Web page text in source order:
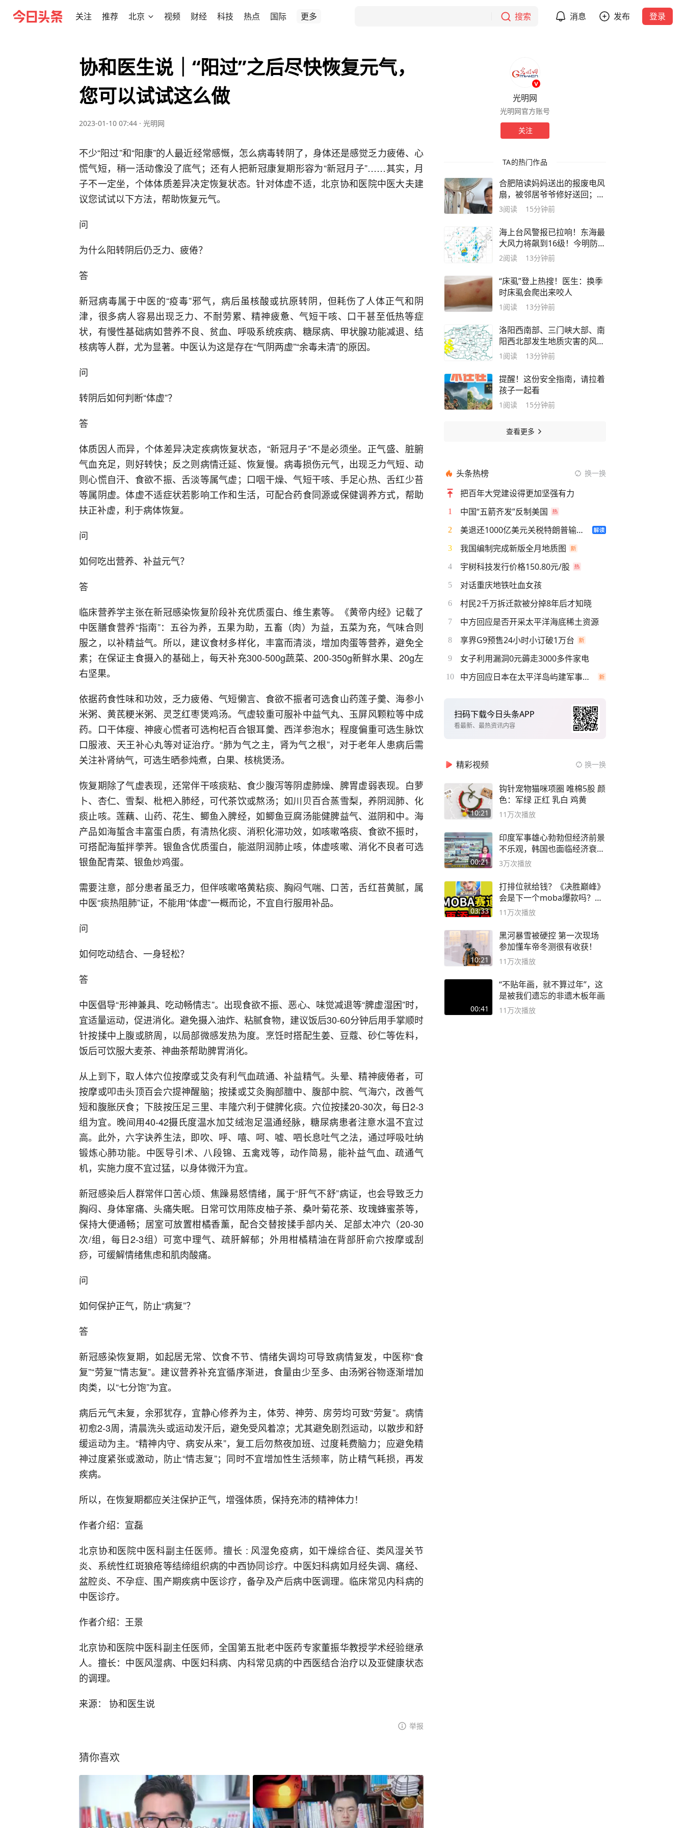
关注 推荐 北京 视频 财经 科技 热点 国际 更多 搜索 消息 发布 登录
协和医生说｜“阳过”之后尽快恢复元气，
您可以试试这么做
2023-01-10 07:44 · 光明网
不少“阳过”和“阳康”的人最近经常感慨，怎么病毒转阴了，身体还是感觉乏力疲倦、心
慌气短，稍一活动像没了底气；还有人把新冠康复期形容为“新冠月子”……其实，月
子不一定坐，个体体质差异决定恢复状态。针对体虚不适，北京协和医院中医大夫建
议您试试以下方法，帮助恢复元气。
问
为什么阳转阴后仍乏力、疲倦？
答
新冠病毒属于中医的“疫毒”邪气，病后虽核酸或抗原转阴，但耗伤了人体正气和阴
津，很多病人容易出现乏力、不耐劳累、精神疲惫、气短干咳、口干甚至低热等症
状，有慢性基础病如营养不良、贫血、呼吸系统疾病、糖尿病、甲状腺功能减退、结
核病等人群，尤为显著。中医认为这是存在“气阴两虚”“余毒未清”的原因。
问
转阴后如何判断“体虚”？
答
体质因人而异，个体差异决定疾病恢复状态，“新冠月子”不是必须坐。正气盛、脏腑
气血充足，则好转快；反之则病情迁延、恢复慢。病毒损伤元气，出现乏力气短、动
则心慌自汗、食欲不振、舌淡等属气虚；口咽干燥、气短干咳、手足心热、舌红少苔
等属阴虚。体虚不适症状若影响工作和生活，可配合药食同源或保健调养方式，帮助
扶正补虚，利于病体恢复。
问
如何吃出营养、补益元气？
答
临床营养学主张在新冠感染恢复阶段补充优质蛋白、维生素等。《黄帝内经》记载了
中医膳食营养“指南”：五谷为养，五果为助，五畜（肉）为益，五菜为充，气味合则
服之，以补精益气。所以，建议食材多样化，丰富而清淡，增加肉蛋等营养，避免全
素；在保证主食摄入的基础上，每天补充300-500g蔬菜、200-350g新鲜水果、20g左
右坚果。
依据药食性味和功效，乏力疲倦、气短懒言、食欲不振者可选食山药莲子羹、海参小
米粥、黄芪粳米粥、灵芝红枣煲鸡汤。气虚较重可服补中益气丸、玉屏风颗粒等中成
药。口干体瘦、神疲心慌者可选枸杞百合银耳羹、西洋参泡水；程度偏重可选生脉饮
口服液、天王补心丸等对证治疗。“肺为气之主，肾为气之根”，对于老年人患病后需
关注补肾纳气，可选生晒参炖煮，白果、核桃煲汤。
恢复期除了气虚表现，还常伴干咳痰粘、食少腹泻等阴虚肺燥、脾胃虚弱表现。白萝
卜、杏仁、雪梨、枇杷入肺经，可代茶饮或熬汤；如川贝百合蒸雪梨，养阴润肺、化
痰止咳。莲藕、山药、花生、鲫鱼入脾经，如鲫鱼豆腐汤能健脾益气、滋阴和中。海
产品如海蜇含丰富蛋白质，有清热化痰、消积化滞功效，如咳嗽咯痰、食欲不振时，
可搭配海蜇拌荸荠。银鱼含优质蛋白，能滋阴润肺止咳，体虚咳嗽、消化不良者可选
银鱼配青菜、银鱼炒鸡蛋。
需要注意，部分患者虽乏力，但伴咳嗽咯黄粘痰、胸闷气喘、口苦，舌红苔黄腻，属
中医“痰热阻肺”证，不能用“体虚”一概而论，不宜自行服用补品。
问
如何吃动结合、一身轻松？
答
中医倡导“形神兼具、吃动畅情志”。出现食欲不振、恶心、味觉减退等“脾虚湿困”时，
宜适量运动，促进消化。避免摄入油炸、粘腻食物，建议饭后30-60分钟后用手掌顺时
针按揉中上腹或脐周，以局部微感发热为度。烹饪时搭配生姜、豆蔻、砂仁等佐料，
饭后可饮服大麦茶、神曲茶帮助脾胃消化。
从上到下，取人体穴位按摩或艾灸有利气血疏通、补益精气。头晕、精神疲倦者，可
按摩或叩击头顶百会穴提神醒脑；按揉或艾灸胸部膻中、腹部中脘、气海穴，改善气
短和腹胀厌食；下肢按压足三里、丰隆穴利于健脾化痰。穴位按揉20-30次，每日2-3
组为宜。晚间用40-42摄氏度温水加艾绒泡足温通经脉，糖尿病患者注意水温不宜过
高。此外，六字诀养生法，即吹、呼、嘻、呵、嘘、呬长息吐气之法，通过呼吸吐纳
锻炼心肺功能。中医导引术、八段锦、五禽戏等，动作简易，能补益气血、疏通气
机，实施力度不宜过猛，以身体微汗为宜。
新冠感染后人群常伴口苦心烦、焦躁易怒情绪，属于“肝气不舒”病证，也会导致乏力
胸闷、身体窜痛、头痛失眠。日常可饮用陈皮柚子茶、桑叶菊花茶、玫瑰蜂蜜茶等，
保持大便通畅；居室可放置柑橘香薰，配合交替按揉手部内关、足部太冲穴（20-30
次/组，每日2-3组）可宽中理气、疏肝解郁；外用柑橘精油在背部肝俞穴按摩或刮
痧，可缓解情绪焦虑和肌肉酸痛。
问
如何保护正气，防止“病复”？
答
新冠感染恢复期，如起居无常、饮食不节、情绪失调均可导致病情复发，中医称“食
复”“劳复”“情志复”。建议营养补充宜循序渐进，食量由少至多、由汤粥谷物逐渐增加
肉类，以“七分饱”为宜。
病后元气未复，余邪犹存，宜静心修养为主，体劳、神劳、房劳均可致“劳复”。病情
初愈2-3周，清晨洗头或运动发汗后，避免受风着凉；尤其避免剧烈运动，以散步和舒
缓运动为主。“精神内守、病安从来”，复工后勿熬夜加班、过度耗费脑力；应避免精
神过度紧张或激动，防止“情志复”；同时不宜增加性生活频率，防止精气耗损，再发
疾病。
所以，在恢复期都应关注保护正气，增强体质，保持充沛的精神体力！
作者介绍：宣磊
北京协和医院中医科副主任医师。擅长 : 风湿免疫病，如干燥综合征、类风湿关节
炎、系统性红斑狼疮等结缔组织病的中西协同诊疗。中医妇科病如月经失调、痛经、
盆腔炎、不孕症、围产期疾病中医诊疗，备孕及产后病中医调理。临床常见内科病的
中医诊疗。
作者介绍：王景
北京协和医院中医科副主任医师，全国第五批老中医药专家董振华教授学术经验继承
人。擅长：中医风湿病、中医妇科病、内科常见病的中西医结合治疗以及亚健康状态
的调理。
来源： 协和医生说
举报
猜你喜欢
光明网
光明网官方账号
关注
TA的热门作品
合肥陪读妈妈送出的报废电风
扇，被邻居爷爷修好送回；网
友：一个旧瓷盆托起人心
3阅读 15分钟前
海上台风警报已拉响！东海最
大风力将飙到16级！今明防暑
防雷，后天起防台风
2阅读 13分钟前
“床虱”登上热搜！医生：换季
时床虱会爬出来咬人
1 阅读 13分钟前
洛阳西南部、三门峡大部、南
阳西北部发生地质灾害的风险
较高，注意防范
1 阅读 13分钟前
提醒！这份安全指南，请拉着
孩子一起看
1 阅读 15分钟前
查看更多
头条热榜 换一换
把百年大党建设得更加坚强有力
1 中国“五箭齐发”反制美国
2 美退还1000亿美元关税特朗普输了吗
3 我国编制完成新版全月地质图
4 宇树科技发行价格150.80元/股
5 对话重庆地铁吐血女孩
6 村民2千万拆迁款被分掉8年后才知晓
7 中方回应是否开采太平洋海底稀土资源
8 享界G9预售24小时小订破1万台
9 女子利用漏洞0元薅走3000多件家电
10 中方回应日本在太平洋岛屿建军事设施
扫码下载今日头条APP
看最新、最热资讯内容
精彩视频 换一换
10:21
钩针宠物猫咪项圈 唯棉5股 颜
色：军绿 正红 乳白 鸡黄
11万次播放
00:21
印度军事雄心勃勃但经济前景
不乐观，韩国也面临经济衰退
风险
3万次播放
03:33
打排位就给钱？《决胜巅峰》
会是下一个moba爆款吗？#
决胜巅峰
11万次播放
10:21
黑河暴雪被硬控 第一次现场
参加懂车帝冬测很有收获！
11万次播放
00:41
“不贴年画，就不算过年”，这
是被我们遗忘的非遗木板年画
11万次播放